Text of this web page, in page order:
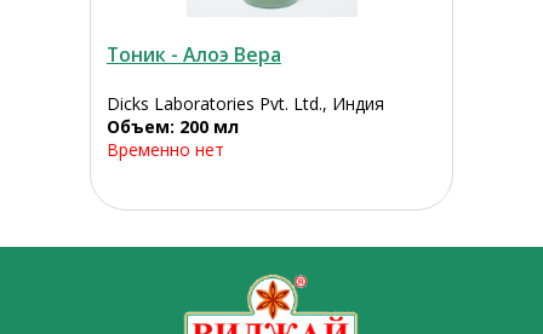
Тоник - Алоэ Вера
Dicks Laboratories Pvt. Ltd., Индия
Объем: 200 мл
Временно нет